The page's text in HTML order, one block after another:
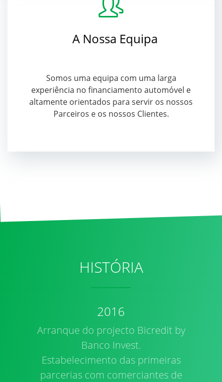
A Nossa Equipa
Somos uma equipa com uma larga
experiência no financiamento automóvel e
altamente orientados para servir os nossos
Parceiros e os nossos Clientes.
HISTÓRIA
2016
Arranque do projecto Bicredit by
Banco Invest.
Estabelecimento das primeiras
parcerias com comerciantes de